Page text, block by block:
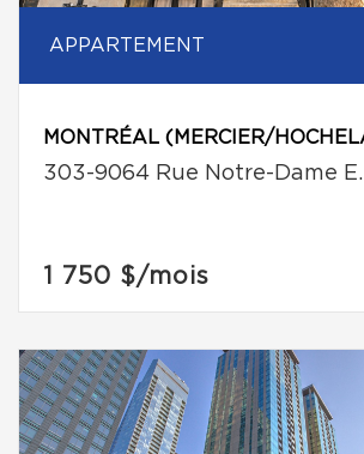
APPARTEMENT
303-9064 Rue Notre-Dame E.
1 750 $/mois